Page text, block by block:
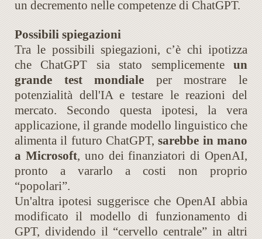
un decremento nelle competenze di ChatGPT.
Possibili spiegazioni
Tra le possibili spiegazioni, c’è chi ipotizza
che ChatGPT sia stato semplicemente un
grande test mondiale per mostrare le
potenzialità dell'IA e testare le reazioni del
mercato. Secondo questa ipotesi, la vera
applicazione, il grande modello linguistico che
alimenta il futuro ChatGPT,sarebbe in mano
a Microsoft, uno dei finanziatori di OpenAI,
pronto a vararlo a costi non proprio
“popolari”.
Un'altra ipotesi suggerisce che OpenAI abbia
modificato il modello di funzionamento di
GPT, dividendo il “cervello centrale” in altri